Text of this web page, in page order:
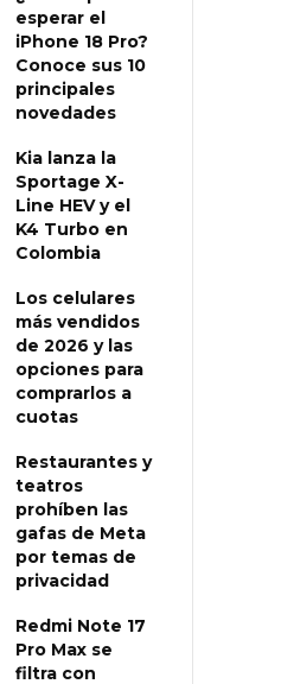
esperar el
iPhone 18 Pro?
Conoce sus 10
principales
novedades
Kia lanza la
Sportage X-
Line HEV y el
K4 Turbo en
Colombia
Los celulares
más vendidos
de 2026 y las
opciones para
comprarlos a
cuotas
Restaurantes y
teatros
prohíben las
gafas de Meta
por temas de
privacidad
Redmi Note 17
Pro Max se
filtra con